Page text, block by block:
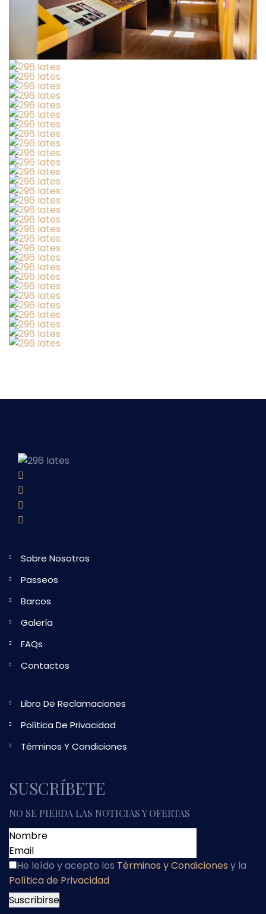
Sobre Nosotros
Passeos
Barcos
Galería
FAQs
Contactos
Libro De Reclamaciones
Política De Privacidad
Términos Y Condiciones
SUSCRÍBETE
NO SE PIERDA LAS NOTICIAS Y OFERTAS
He leído y acepto los Términos y Condiciones y la
Política de Privacidad